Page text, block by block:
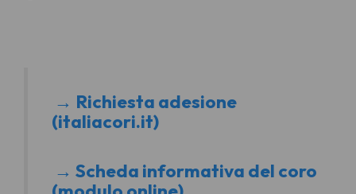
→ Richiesta adesione
(italiacori.it)
→ Scheda informativa del coro